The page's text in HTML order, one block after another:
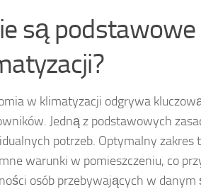
są
w klimatyzacji odgrywa
Jedną z podstawowych
potrzeb. Optymalny
warunki w pomieszczeniu, co
osób przebywających w danym